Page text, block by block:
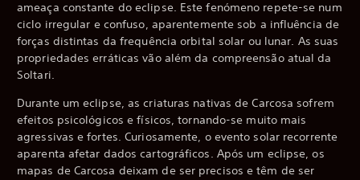
ameaça constante do eclipse. Este fenómeno repete-se num
ciclo irregular e confuso, aparentemente sob a influência de
forças distintas da frequência orbital solar ou lunar. As suas
propriedades erráticas vão além da compreensão atual da
Soltari.
Durante um eclipse, as criaturas nativas de Carcosa sofrem
efeitos psicológicos e físicos, tornando-se muito mais
agressivas e fortes. Curiosamente, o evento solar recorrente
aparenta afetar dados cartográficos. Após um eclipse, os
mapas de Carcosa deixam de ser precisos e têm de ser